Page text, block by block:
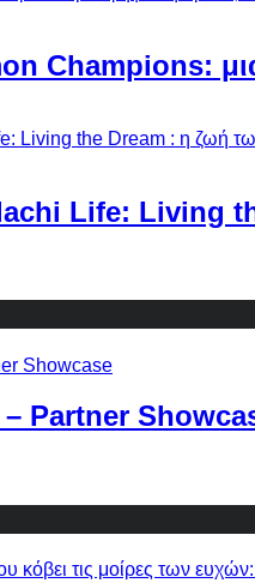
Champions:
Life: Living
Partner